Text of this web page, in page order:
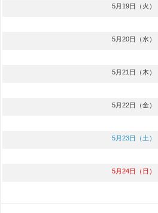
5月19日（火）
5月20日（水）
5月21日（木）
5月22日（金）
5月23日（土）
5月24日（日）